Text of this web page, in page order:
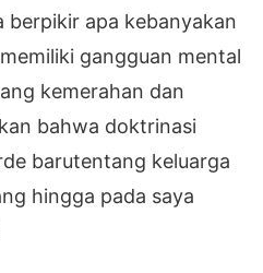
berpikir apa kebanyakan
gangguan mental
kemerahan dan
bahwa doktrinasi
barutentang keluarga
hingga pada saya